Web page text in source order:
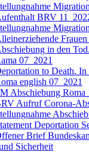
BRV
in den
07_2021
to Death.
english 07_2021
Abschiebung Roma
Aufruf Corona-
Deportation
Brief
Sicherheit